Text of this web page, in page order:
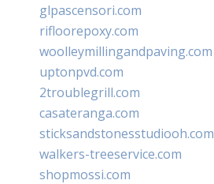
glpascensori.com
rifloorepoxy.com
woolleymillingandpaving.com
uptonpvd.com
2troublegrill.com
casateranga.com
sticksandstonesstudiooh.com
walkers-treeservice.com
shopmossi.com